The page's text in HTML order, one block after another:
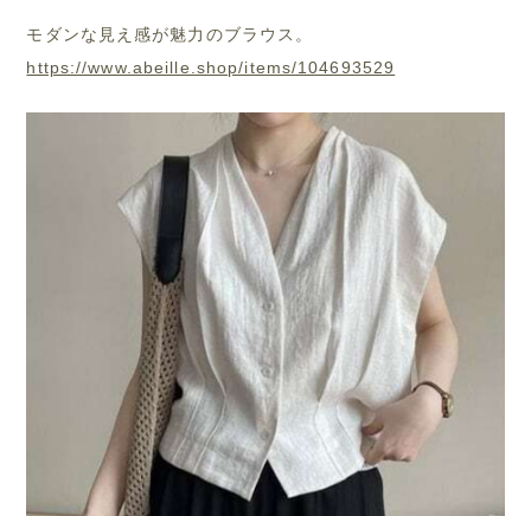
モダンな見え感が魅力のブラウス。
https://www.abeille.shop/items/104693529